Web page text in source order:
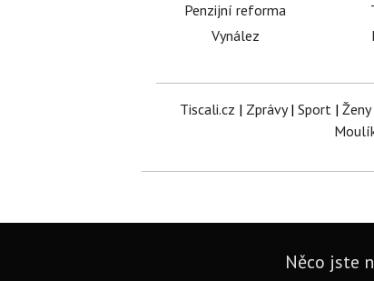
Penzijní reforma
Vynález
Tiscali.cz | Zprávy| Sport| Ženy
Něco jste